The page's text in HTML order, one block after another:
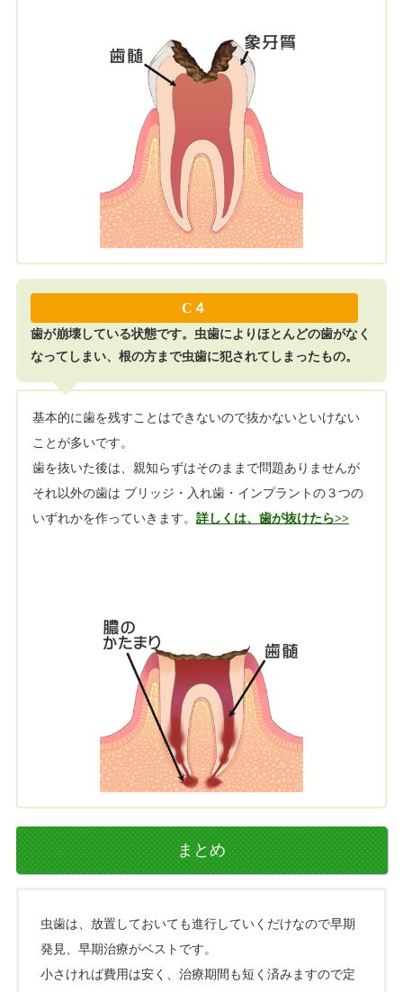
C４
歯が崩壊している状態です。虫歯によりほとんどの歯がなく
なってしまい、根の方まで虫歯に犯されてしまったもの。
基本的に歯を残すことはできないので抜かないといけない
ことが多いです。
歯を抜いた後は、親知らずはそのままで問題ありませんが
それ以外の歯は ブリッジ・入れ歯・インプラントの３つの
いずれかを作っていきます。 詳しくは、歯が抜けたら
まとめ
虫歯は、放置しておいても進行していくだけなので早期
発見、早期治療がベストです。
小さければ費用は安く、治療期間も短く済みますので定